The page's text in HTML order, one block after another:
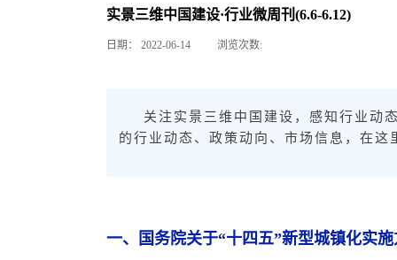
实景三维中国建设·行业微周刊(6.6-6.12)
日期： 2022-06-14 浏览次数:
关注实景三维中国建设，感知行业动
的行业动态、政策动向、市场信息，在这
一、国务院关于“十四五”新型城镇化实